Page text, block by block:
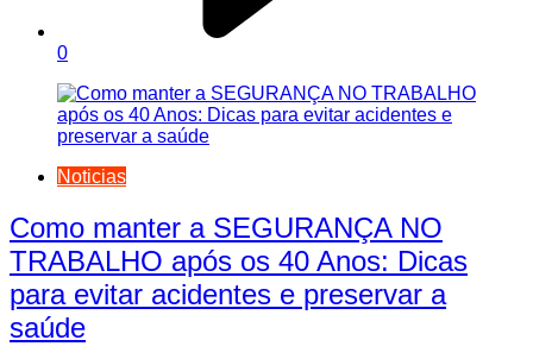
0
Noticias
Como manter a SEGURANÇA NO
TRABALHO após os 40 Anos: Dicas
para evitar acidentes e preservar a
saúde